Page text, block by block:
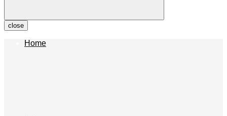
close
Home